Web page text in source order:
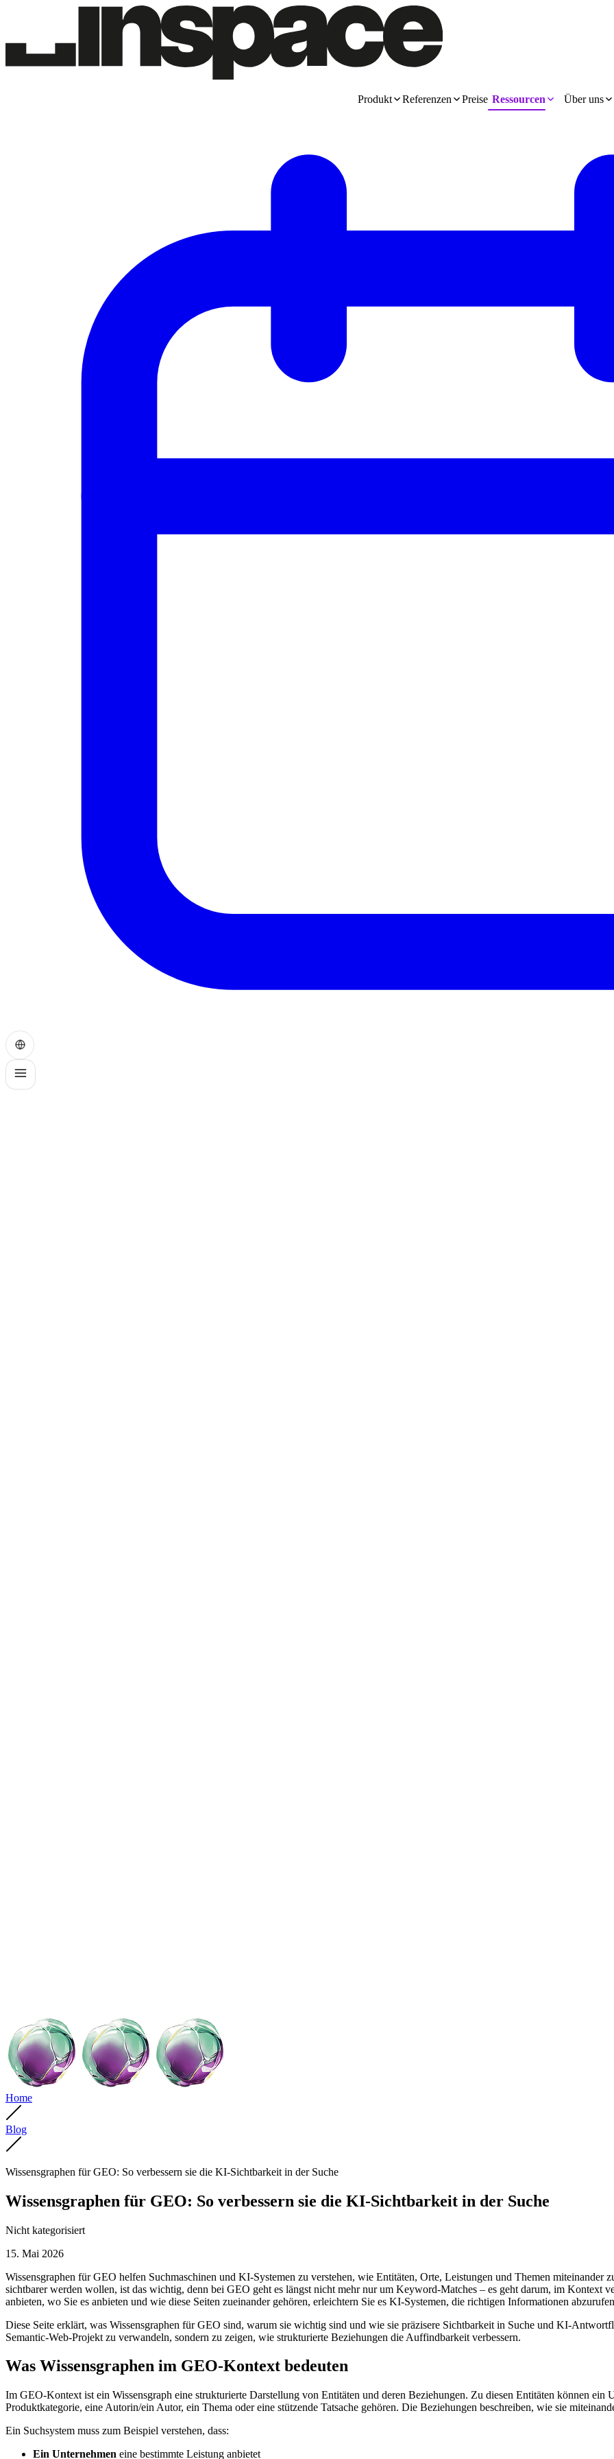
Produkt Referenzen Preise Ressourcen Über uns
Home
Blog
Wissensgraphen für GEO: So verbessern sie die KI-Sichtbarkeit in der Suche
Wissensgraphen für GEO: So verbessern sie die KI-Sichtbarkeit in der Suche
Nicht kategorisiert
15. Mai 2026
Wissensgraphen für GEO helfen Suchmaschinen und KI-Systemen zu verstehen, wie Entitäten, Orte, Leistungen und Themen miteinander
sichtbarer werden wollen, ist das wichtig, denn bei GEO geht es längst nicht mehr nur um Keyword‑Matches – es geht darum, im Kontext
anbieten, wo Sie es anbieten und wie diese Seiten zueinander gehören, erleichtern Sie es KI‑Systemen, die richtigen Informationen
Diese Seite erklärt, was Wissensgraphen für GEO sind, warum sie wichtig sind und wie sie präzisere Sichtbarkeit in Suche und
Semantic‑Web‑Projekt zu verwandeln, sondern zu zeigen, wie strukturierte Beziehungen die Auffindbarkeit verbessern.
Was Wissensgraphen im GEO-Kontext bedeuten
Im GEO‑Kontext ist ein Wissensgraph eine strukturierte Darstellung von Entitäten und deren Beziehungen. Zu diesen Entitäten können ein
Produktkategorie, eine Autorin/ein Autor, ein Thema oder eine stützende Tatsache gehören. Die Beziehungen beschreiben, wie sie
Ein Suchsystem muss zum Beispiel verstehen, dass:
Ein Unternehmen eine bestimmte Leistung anbietet